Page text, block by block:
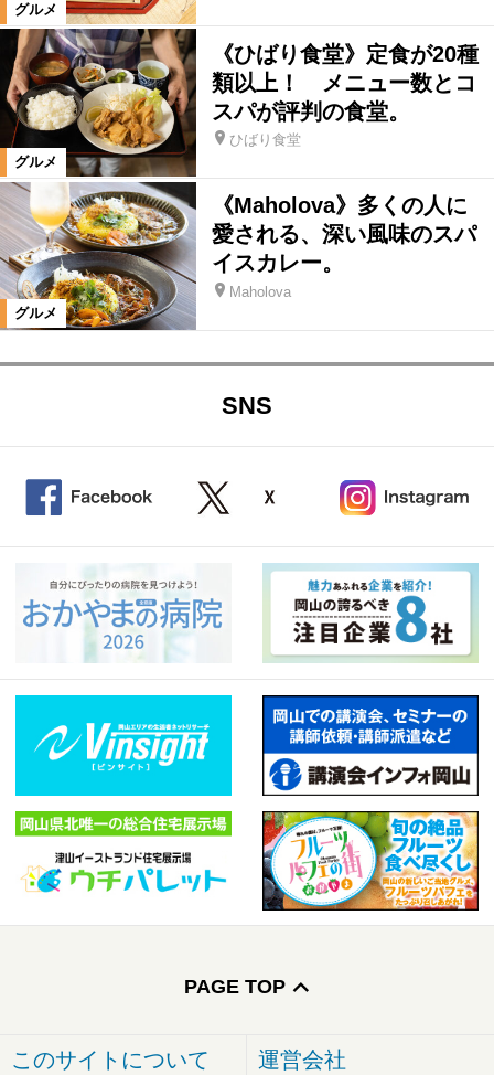
グルメ
グルメ
《ひばり食堂》定食が20種
類以上！ メニュー数とコ
スパが評判の食堂。
ひばり食堂
グルメ
《Maholova》多くの人に
愛される、深い風味のスパ
イスカレー。
Maholova
SNS
PAGE TOP
このサイトについて 運営会社